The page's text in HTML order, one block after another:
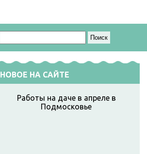
НОВОЕ НА САЙТЕ
Работы на даче в апреле в
Подмосковье